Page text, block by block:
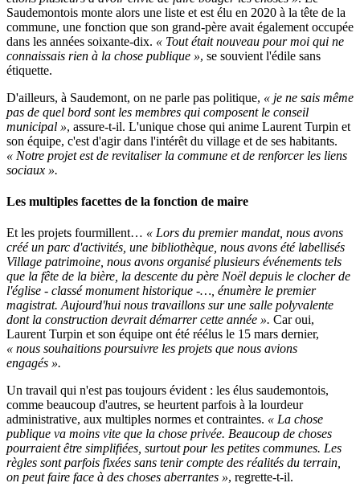
Saudemontois monte alors une liste et est élu en 2020 à la tête de la
commune, une fonction que son grand-père avait également occupée
dans les années soixante-dix. « Tout était nouveau pour moi qui ne
connaissais rien à la chose publique », se souvient l'édile sans
étiquette.
D'ailleurs, à Saudemont, on ne parle pas politique, « je ne sais même
pas de quel bord sont les membres qui composent le conseil
municipal », assure-t-il. L'unique chose qui anime Laurent Turpin et
son équipe, c'est d'agir dans l'intérêt du village et de ses habitants.
« Notre projet est de revitaliser la commune et de renforcer les liens
sociaux ».
Les multiples facettes de la fonction de maire
Et les projets fourmillent… « Lors du premier mandat, nous avons
créé un parc d'activités, une bibliothèque, nous avons été labellisés
Village patrimoine, nous avons organisé plusieurs événements tels
que la fête de la bière, la descente du père Noël depuis le clocher de
l'église - classé monument historique -…, énumère le premier
magistrat. Aujourd'hui nous travaillons sur une salle polyvalente
dont la construction devrait démarrer cette année ». Car oui,
Laurent Turpin et son équipe ont été réélus le 15 mars dernier,
« nous souhaitions poursuivre les projets que nous avions
engagés ».
Un travail qui n'est pas toujours évident : les élus saudemontois,
comme beaucoup d'autres, se heurtent parfois à la lourdeur
administrative, aux multiples normes et contraintes. « La chose
publique va moins vite que la chose privée. Beaucoup de choses
pourraient être simplifiées, surtout pour les petites communes. Les
règles sont parfois fixées sans tenir compte des réalités du terrain,
on peut faire face à des choses aberrantes », regrette-t-il.